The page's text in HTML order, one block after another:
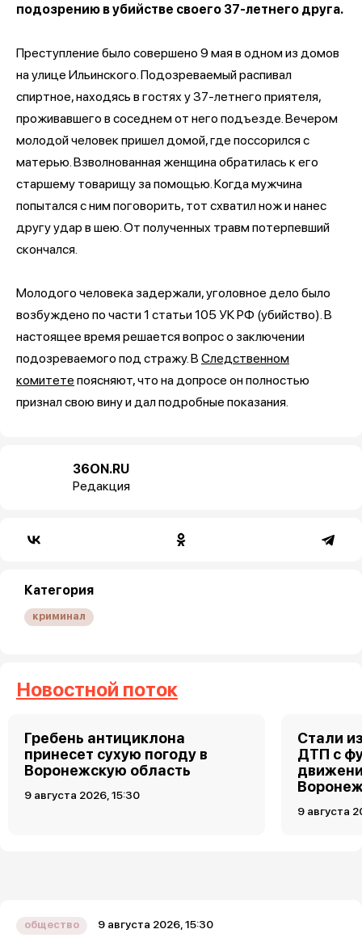
подозрению в убийстве своего 37-летнего друга.
Преступление было совершено 9 мая в одном из домов
на улице Ильинского. Подозреваемый распивал
спиртное, находясь в гостях у 37-летнего приятеля,
проживавшего в соседнем от него подъезде. Вечером
молодой человек пришел домой, где поссорился с
матерью. Взволнованная женщина обратилась к его
старшему товарищу за помощью. Когда мужчина
попытался с ним поговорить, тот схватил нож и нанес
другу удар в шею. От полученных травм потерпевший
скончался.
Молодого человека задержали, уголовное дело было
возбуждено по части 1 статьи 105 УК РФ (убийство). В
настоящее время решается вопрос о заключении
подозреваемого под стражу. В Следственном
комитете поясняют, что на допросе он полностью
признал свою вину и дал подробные показания.
36ON.RU
Редакция
Категория
криминал
Новостной поток
Гребень антициклона
принесет сухую погоду в
Воронежскую область
9 августа 2026, 15:30
Стали
ДТП с
9 августа
общество 9 августа 2026, 15:30